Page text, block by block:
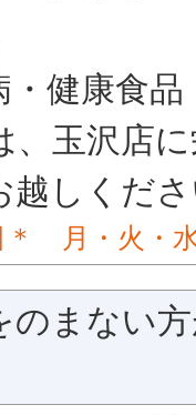
・健康食
、玉沢店
越しくだ
＊ 月・火・
のまない